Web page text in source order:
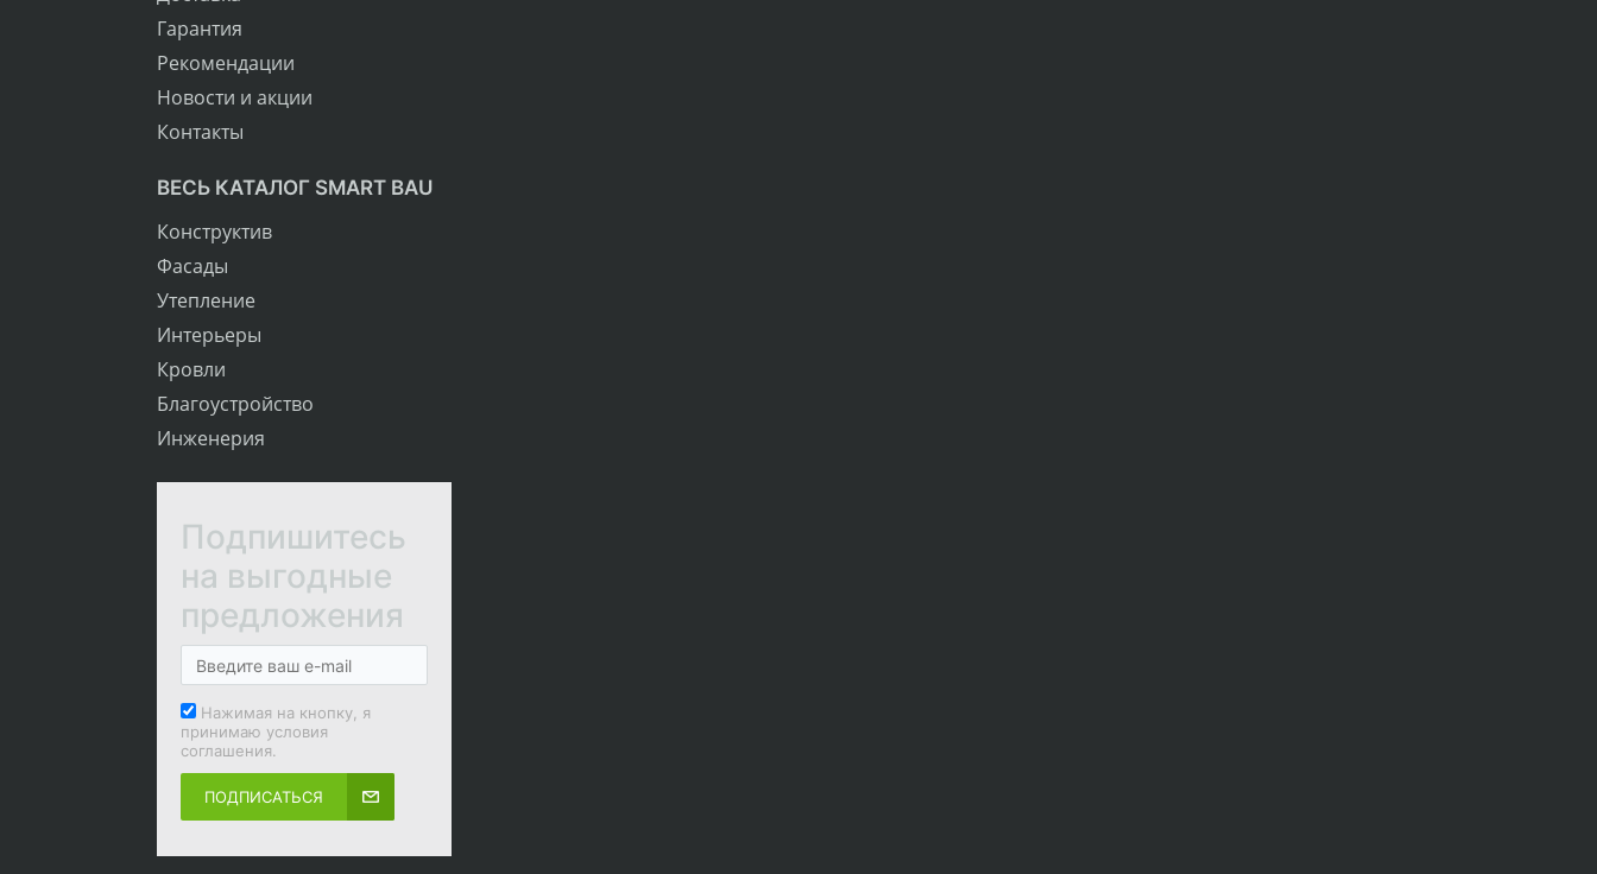
Гарантия
Рекомендации
Новости и акции
Контакты
ВЕСЬ КАТАЛОГ SMART BAU
Конструктив
Фасады
Утепление
Интерьеры
Кровли
Благоустройство
Инженерия
Подпишитесь
на выгодные
предложения
Нажимая на кнопку, я
принимаю условия
соглашения.
ПОДПИСАТЬСЯ